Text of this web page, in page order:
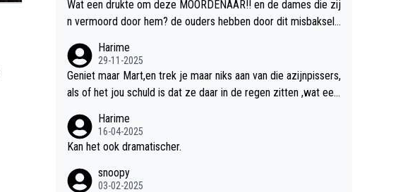
Wat een drukte om deze MOORDENAAR!! en de dames die zij
n vermoord door hem? de ouders hebben door dit misbaksel l
pgelost!!
Harime
29-11-2025
Geniet maar Mart,en trek je maar niks aan van die azijnpissers,
als of het jou schuld is dat ze daar in de regen zitten ,wat een
Harime
16-04-2025
Kan het ook dramatischer.
snoopy
03-02-2025